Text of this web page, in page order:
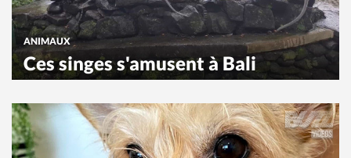
ANIMAUX
Ces singes s'amusent à Bali